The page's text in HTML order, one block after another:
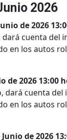
2026
de 2026
dará cuenta del
en los autos rol
de 2026 13:00
dará cuenta del
en los autos rol
de 2026